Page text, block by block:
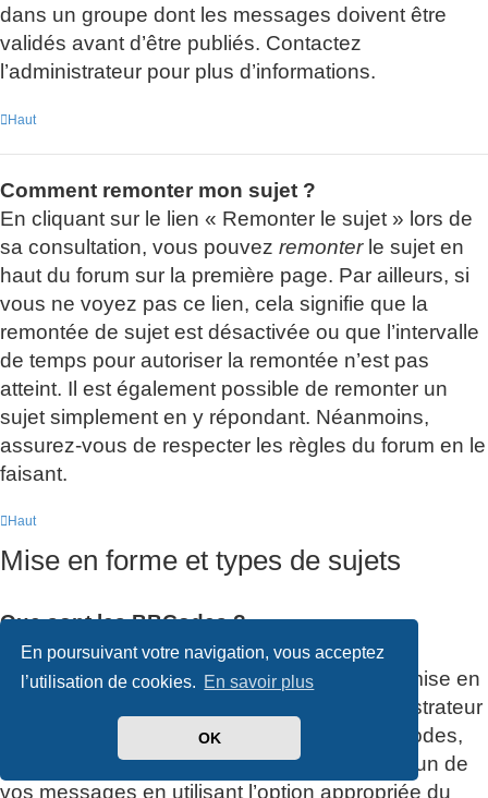
En poursuivant votre navigation, vous acceptez
l’utilisation de cookies. En savoir plus
OK
dans un groupe dont les messages doivent être
validés avant d’être publiés. Contactez
l’administrateur pour plus d’informations.
Haut
Comment remonter mon sujet ?
En cliquant sur le lien « Remonter le sujet » lors de
sa consultation, vous pouvez remonterle sujet en
haut du forum sur la première page. Par ailleurs, si
vous ne voyez pas ce lien, cela signifie que la
remontée de sujet est désactivée ou que l’intervalle
de temps pour autoriser la remontée n’est pas
atteint. Il est également possible de remonter un
sujet simplement en y répondant. Néanmoins,
assurez-vous de respecter les règles du forum en le
faisant.
Haut
Mise en forme et types de sujets
Que sont les BBCodes ?
Le BBCode est une implantation spéciale au
langage HTML, offrant un large contrôle de mise en
forme des éléments d’un message. L’administrateur
peut décider si vous pouvez utiliser les BBCodes,
vous pouvez aussi les désactiver dans chacun de
vos messages en utilisant l’option appropriée du